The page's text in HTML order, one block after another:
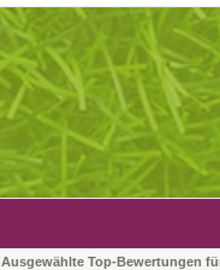
Ausgewählte Top-Bewertungen